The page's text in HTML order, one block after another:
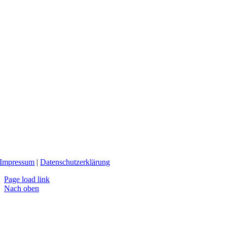
Impressum |Datenschutzerklärung
Page load link
Nach oben